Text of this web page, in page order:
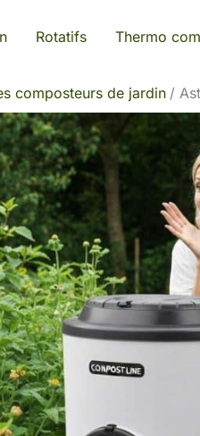
Rotatifs Thermo
composteurs de jardin